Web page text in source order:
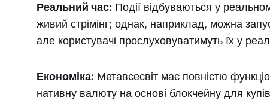
Реальний час: Події відбуваються у
живий стрімінг; однак, наприклад, можна
але користувачі прослуховуватимуть їх у
Економіка: Метавсесвіт має повністю
нативну валюту на основі блокчейну для